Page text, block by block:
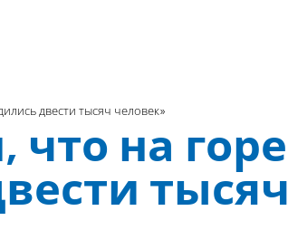
двести тысяч человек»
на горе
тысяч